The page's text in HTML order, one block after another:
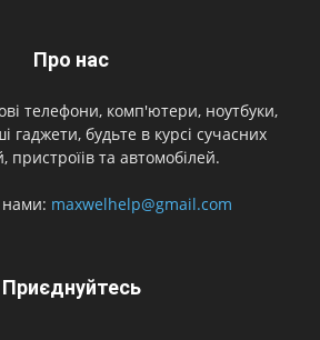
Про нас
телефони, комп'ютери, ноутбуки,
гаджети, будьте в курсі сучасних
пристроїів та автомобілей.
нами: maxwelhelp@gmail.com
Приєднуйтесь